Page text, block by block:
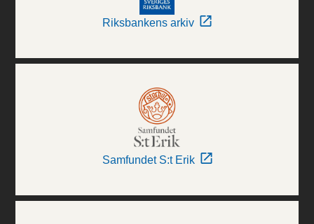
Riksbankens arkiv
Samfundet S:t Erik